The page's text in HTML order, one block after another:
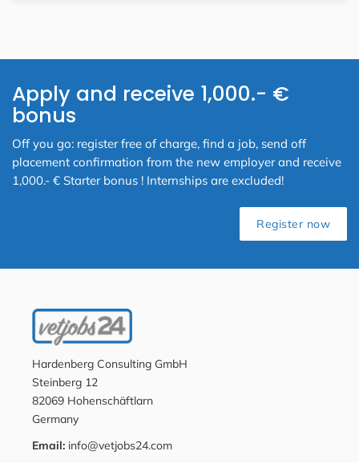
Apply and receive 1,000.- €
bonus
Off you go: register free of charge, find a job, send off
placement confirmation from the new employer and receive
1,000.- € Starter bonus ! Internships are excluded!
Register now
Hardenberg Consulting GmbH
Steinberg 12
82069 Hohenschäftlarn
Germany
Email: info@vetjobs24.com